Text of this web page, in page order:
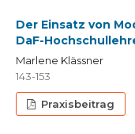
Der Einsatz von
DaF-
Marlene Klässner
143-153
Praxisbeitrag